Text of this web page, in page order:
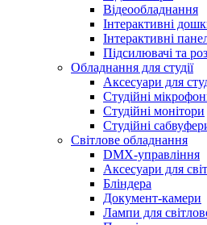
Відеообладнання
Інтерактивні
Інтерактивні
Підсилювачі та
Обладнання для студії
Аксесуари для
Студійні
Студійні монітори
Студійні
Світлове обладнання
DMX-управління
Аксесуари для
Бліндера
Документ-камери
Лампи для